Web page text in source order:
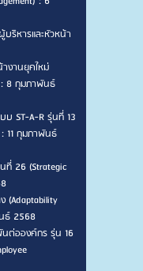
บริหารและหัวหน้า
งานยุคใหม่
: 8 กุมภาพันธ์
ST-A-R รุ่นที่ 13
: 11 กุมภาพันธ์
26 (Strategic
(Adaptability
ธ์ 2568
ต่อองค์กร รุ่น 16